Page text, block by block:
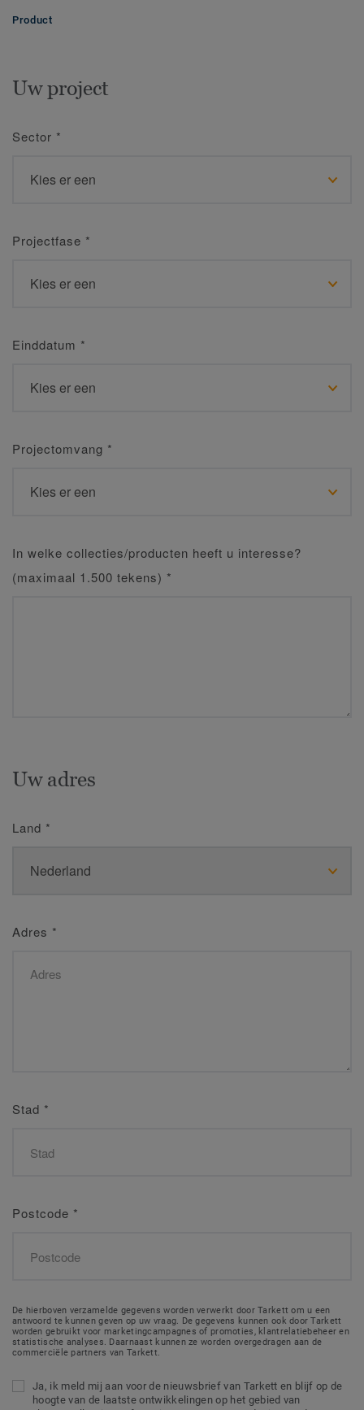
Product
Uw project
Sector *
Projectfase *
Einddatum *
Projectomvang *
In welke collecties/producten heeft u interesse?
(maximaal 1.500 tekens) *
Uw adres
Land *
Adres *
Stad *
Postcode *
De hierboven verzamelde gegevens worden verwerkt door Tarkett om u een
antwoord te kunnen geven op uw vraag. De gegevens kunnen ook door Tarkett
worden gebruikt voor marketingcampagnes of promoties, klantrelatiebeheer en
statistische analyses. Daarnaast kunnen ze worden overgedragen aan de
commerciële partners van Tarkett.
Ja, ik meld mij aan voor de nieuwsbrief van Tarkett en blijf op de
hoogte van de laatste ontwikkelingen op het gebied van